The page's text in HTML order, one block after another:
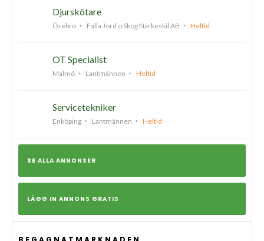
Djurskötare
Örebro Falla Jord o Skog Närkeskil AB Heltid
OT Specialist
Malmö Lantmännen Heltid
Servicetekniker
Enköping Lantmännen Heltid
SE ALLA ANNONSER
LÄGG IN ANNONS GRATIS